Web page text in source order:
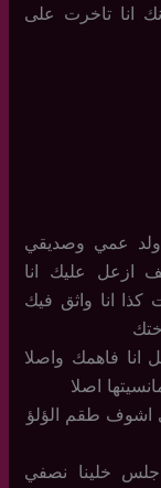
انا تاخرت على
ولد عمي وصديقي
ازعل عليك انا
انا واثق فيك
فاهمك واصلا
اصلا
اشوف طقم الؤلؤ
خلينا نصفي